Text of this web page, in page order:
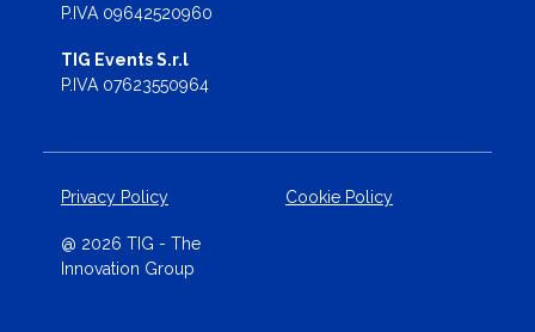
P.IVA 09642520960
TIG Events S.r.l
P.IVA 07623550964
Privacy Policy Cookie Policy
@ 2026 TIG - The
Innovation Group